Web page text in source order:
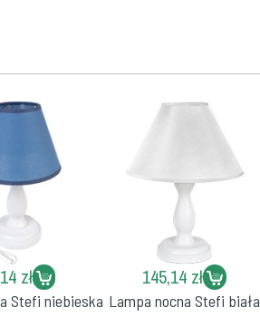
zł
Stefi niebieska
145,14 zł
Lampa nocna Stefi biała